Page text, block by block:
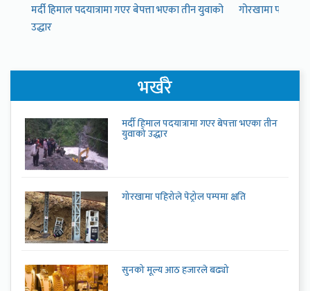
मर्दी हिमाल पदयात्रामा गएर बेपत्ता भएका तीन युवाको
उद्धार
गोरखामा पहिरोले
भर्खरै
मर्दी हिमाल पदयात्रामा गएर बेपत्ता भएका तीन
युवाको उद्धार
गोरखामा पहिरोले पेट्रोल पम्पमा क्षति
सुनको मूल्य आठ हजारले बढ्यो